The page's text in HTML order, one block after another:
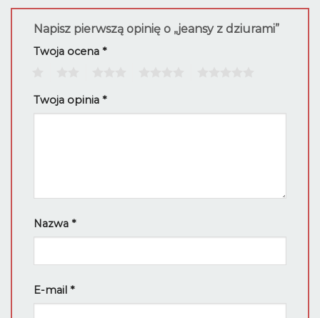
Napisz pierwszą opinię o „jeansy z dziurami”
Twoja ocena *
Twoja opinia *
Nazwa *
E-mail *